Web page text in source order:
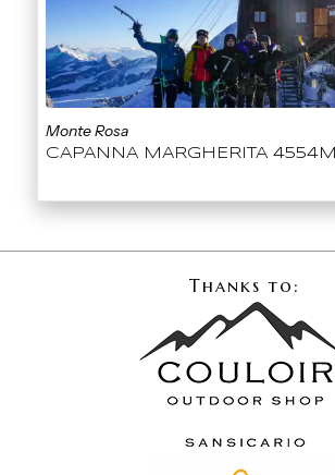
Monte Rosa
CAPANNA MARGHERITA 4554M
Thanks to: